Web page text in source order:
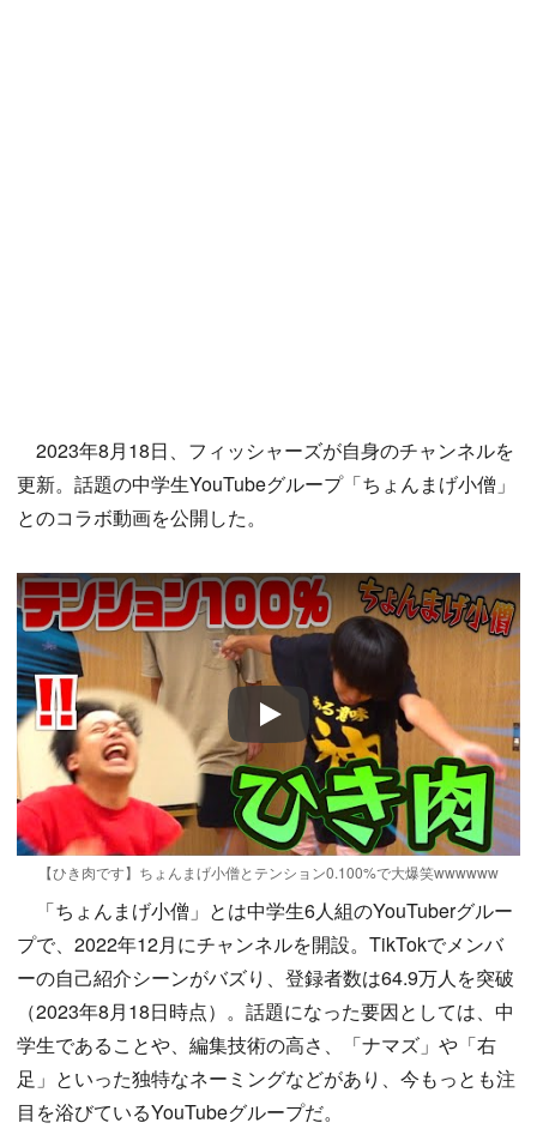
2023年8月18日、フィッシャーズが自身のチャンネルを
更新。話題の中学生YouTubeグループ「ちょんまげ小僧」
とのコラボ動画を公開した。
Play
【ひき肉です】ちょんまげ小僧とテンション0.100%で大爆笑wwwwww
「ちょんまげ小僧」とは中学生6人組のYouTuberグルー
プで、2022年12月にチャンネルを開設。TikTokでメンバ
ーの自己紹介シーンがバズり、登録者数は64.9万人を突破
（2023年8月18日時点）。話題になった要因としては、中
学生であることや、編集技術の高さ、「ナマズ」や「右
足」といった独特なネーミングなどがあり、今もっとも注
目を浴びているYouTubeグループだ。